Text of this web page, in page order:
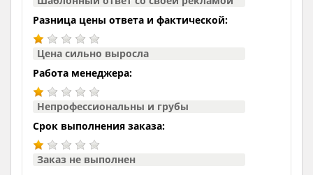
Разница цены ответа и фактической:
Цена сильно выросла
Работа менеджера:
Непрофессиональны и грубы
Срок выполнения заказа:
Заказ не выполнен